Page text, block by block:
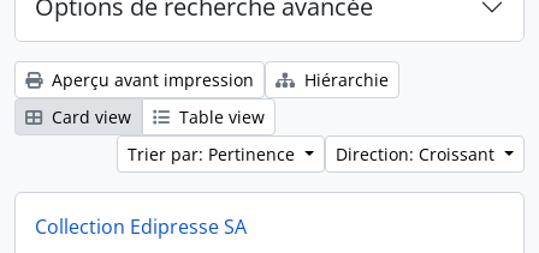
Options de recherche avancée
Aperçu avant impression
Hiérarchie
Card view
Table view
Trier par: Pertinence
Direction: Croissant
Collection Edipresse SA